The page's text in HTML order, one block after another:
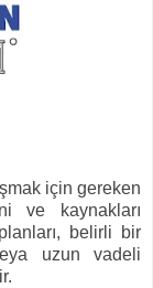
için gereken
ve kaynakları
belirli bir
uzun vadeli